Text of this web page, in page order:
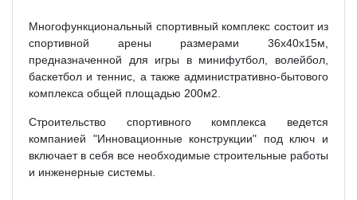
Многофункциональный спортивный комплекс состоит из
спортивной арены размерами 36х40х15м,
предназначенной для игры в минифутбол, волейбол,
баскетбол и теннис, а также административно-бытового
комплекса общей площадью 200м2.
Строительство спортивного комплекса ведется
компанией "Инновационные конструкции" под ключ и
включает в себя все необходимые строительные работы
и инженерные системы.